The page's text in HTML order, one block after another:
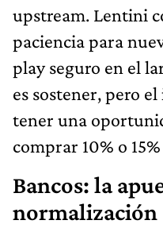
upstream. Lentini
paciencia para
play seguro en el
es sostener, pero
tener una
comprar 10% o
Bancos: la
normalización